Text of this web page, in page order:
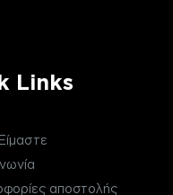
Links
αποστολής